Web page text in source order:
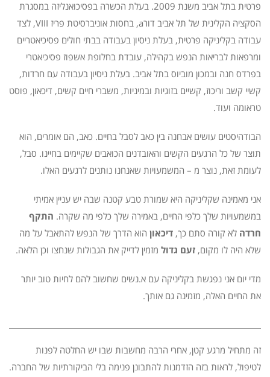
פרטית בתל אביב משנת 2009. בעלת הכשרה בפסיכואנליזה במסגרת
הסקציה הקלינית של תל אביב דורa, בחסות אוניברסיטת פריז VIII, לצד
עבודה בקליניקה פרטית, בעלת ניסיון בעבודה בבתי חולים פסיכיאטריים
ומרפאות לבריאות הנפש בקהילה, עובדת בחלופת אשפוז פסיכיאטרי
בפרדס חנה ובמכון מוביוס בתל אביב. בעלת ניסיון בעבודה עם חרדות,
קשיי קשב וריכוז, קשיים בזוגיות ובמיניות, משברי חיים קשים, דיכאון, פוסט
טראומה ועוד.
הבודהיסטים עושים אבחנה בין כאב לסבל בחיים. כאב, הם אומרים, הוא
תוצר של כל הרגעים הקשים והאובדנים הכואבים שקיימים בחיינו. סבל,
לעומת זאת, נוצר מ – המשמעויות שאנחנו נותנים לרגעים האלו.
אני מאמינה שקליניקה היא שמורת טבע קטנה שבה יש עניין אמיתי
במשמעויות שלך כלפי החיים, באמירה שלך כלפי מה שקרה. התקף
חרדה לא קורה סתם כך, דיכאון הוא הדרך של הנפש להתאבל על מה
שלא היה לו מקום, זעם גדול מזמין לדייק את הגבולות שנחצו וכן הלאה.
מדי יום אני נפגשת בקליניקה עם א.נשים שחשוב להם לחיות טוב יותר
את החיים האלה, מזמינה גם אותך.
זה מתחיל מרגע קטן, אחרי הרבה מחשבות שבו יש החלטה לפנות
לטיפול, לראות בזה הזדמנות להתבונן פנימה בלי הביקורתיות של החברה.